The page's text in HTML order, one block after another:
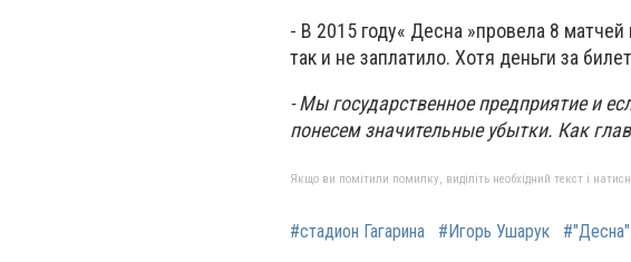
- В 2015 году« Десна »провела 8
так и не заплатило. Хотя деньги за
- Мы государственное предприятие и
понесем значительные убытки. Как
Якщо ви помітили помилку, виділіть необхідний текст і
#стадион Гагарина #Игорь Ушарук #"Десна"